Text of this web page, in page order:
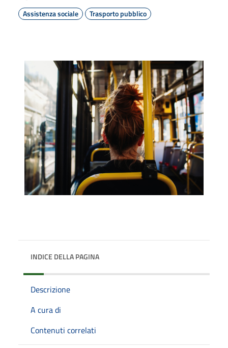
Assistenza sociale
Trasporto pubblico
INDICE DELLA PAGINA
Descrizione
A cura di
Contenuti correlati